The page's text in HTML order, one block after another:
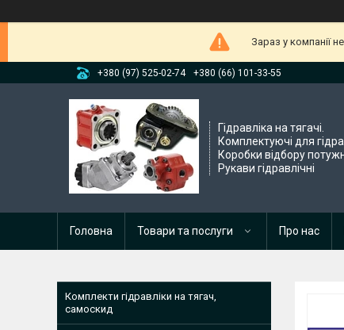
Зараз у компанії
+380 (97) 525-02-74 +380 (66) 101-33-55
Гідравліка на тягачі.
Комплектуючі для
Коробки відбору
Рукави гідравлічні
Головна Товари та послуги Про нас
Комплекти гідравліки на тягач,
самоскид